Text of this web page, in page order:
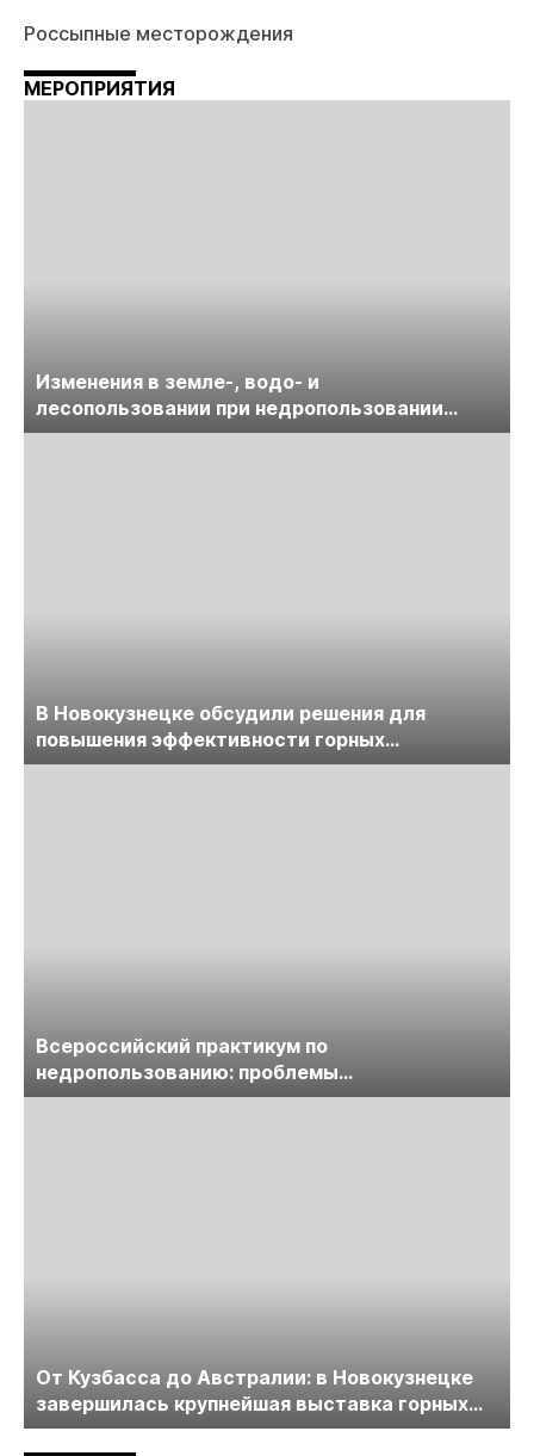
Россыпные месторождения
МЕРОПРИЯТИЯ
Изменения в земле-, водо- и
лесопользовании при недропользовании
обсудят на семинаре «ПравоТЭК»
В Новокузнецке обсудили решения для
повышения эффективности горных
предприятий
Всероссийский практикум по
недропользованию: проблемы
лицензирования, цифровизации, экспертизы
От Кузбасса до Австралии: в Новокузнецке
завершилась крупнейшая выставка горных
технологий «Недра России. Уголь России и